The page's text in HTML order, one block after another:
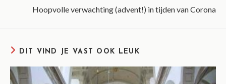
Hoopvolle verwachting (advent!) in tijden van Corona
DIT VIND JE VAST OOK LEUK